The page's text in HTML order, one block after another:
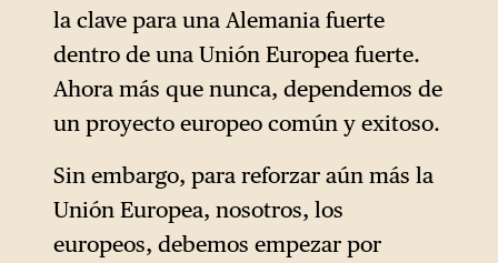
la clave para una Alemania fuerte
dentro de una Unión Europea fuerte.
Ahora más que nunca, dependemos de
un proyecto europeo común y exitoso.
Sin embargo, para reforzar aún más la
Unión Europea, nosotros, los
europeos, debemos empezar por